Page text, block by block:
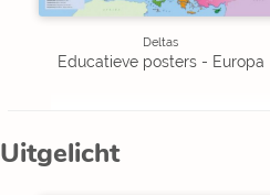
Deltas
Educatieve posters - Europa
Uitgelicht